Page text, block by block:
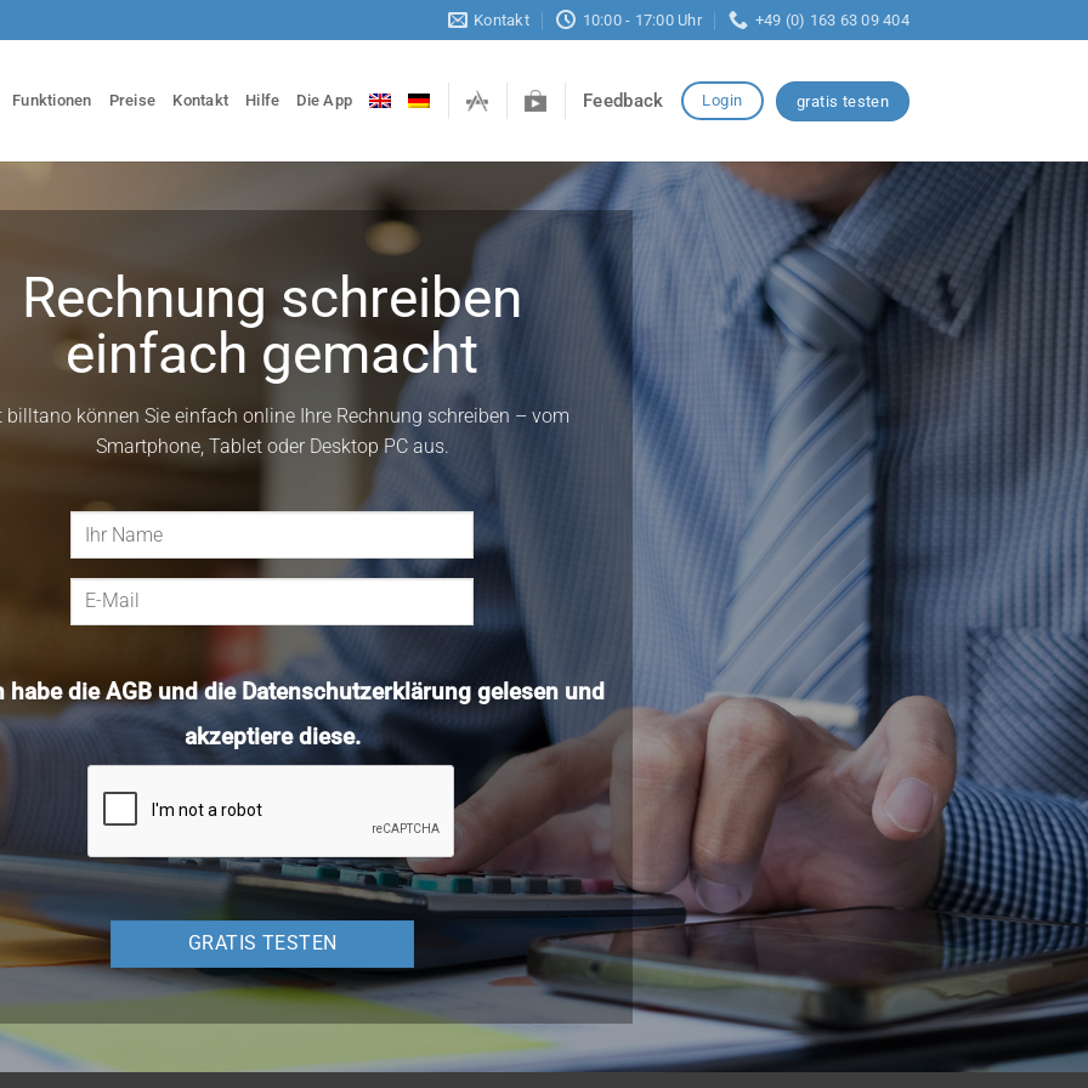
Kontakt 10:00 - 17:00 Uhr +49 (0) 163 63 09 404
Funktionen Preise Kontakt Hilfe Die App Feedback Login gratis testen
Rechnung schreiben
einfach gemacht
billtano können Sie einfach online Ihre Rechnung schreiben – vom
Smartphone, Tablet oder Desktop PC aus.
habe dieAGBund die Datenschutzerklärunggelesen und
akzeptiere diese.